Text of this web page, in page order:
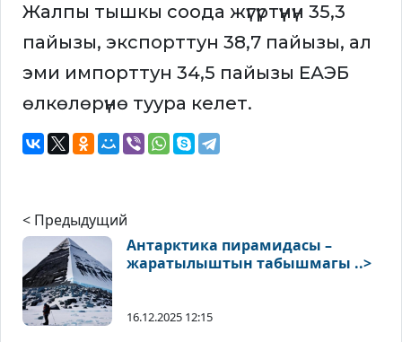
Жалпы тышкы соода жүгүртүүнүн 35,3
пайызы, экспорттун 38,7 пайызы, ал
эми импорттун 34,5 пайызы ЕАЭБ
өлкөлөрүнө туура келет.
< Предыдущий
Антарктика пирамидасы –
жаратылыштын табышмагы ..>
16.12.2025 12:15